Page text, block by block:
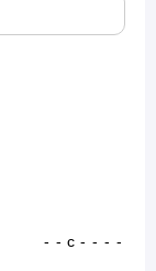
- - с - - - -